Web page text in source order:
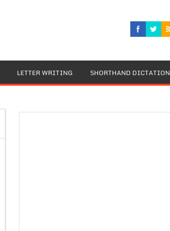
LETTER WRITING SHORTHAND DICTATION